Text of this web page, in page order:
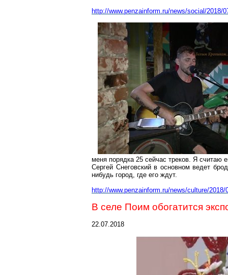
http://www.penzainform.ru/news/social/2018/
меня порядка 25 сейчас треков. Я считаю
Сергей Снеговскийв основном ведет
нибудь город, где его ждут.
http://www.penzainform.ru/news/culture/2018/
В селе Поим обогатится
22.07.2018